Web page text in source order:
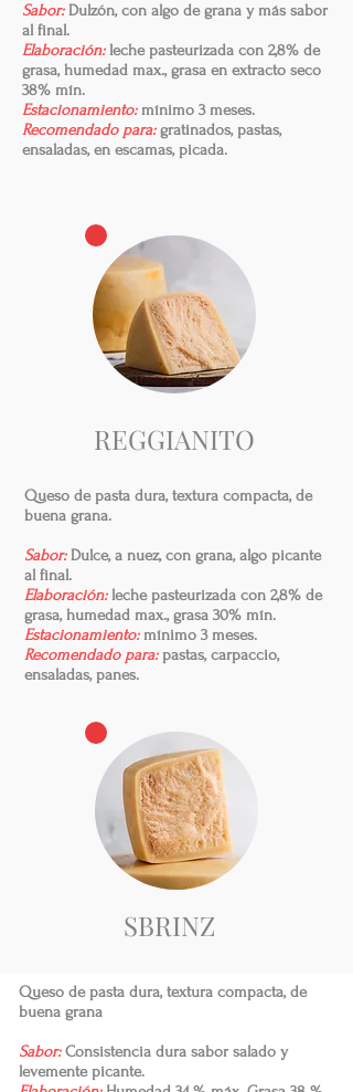
Sabor:Dulzón, con algo de grana y más sabor
al final.
Elaboración:leche pasteurizada con 2,8% de
grasa, humedad max., grasa en extracto seco
38% mín.
Estacionamiento:mínimo 3 meses.
Recomendado para:gratinados, pastas,
ensaladas, en escamas, picada.
REGGIANITO
Queso de pasta dura, textura compacta, de
buena grana.
Sabor:Dulce, a nuez, con grana, algo picante
al final.
Elaboración:leche pasteurizada con 2,8% de
grasa, humedad max., grasa 30% mín.
Estacionamiento:mínimo 3 meses.
Recomendado para:pastas, carpaccio,
ensaladas, panes.
SBRINZ
Queso de pasta dura, textura compacta, de
buena grana
Sabor:Consistencia dura sabor salado y
levemente picante.